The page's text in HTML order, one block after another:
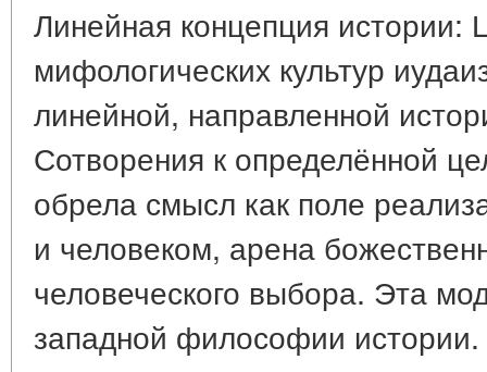
Линейная концепция истории:
мифологических культур
линейной, направленной
Сотворения к определённой
обрела смысл как поле
и человеком, арена
человеческого выбора. Эта
западной философии истории.